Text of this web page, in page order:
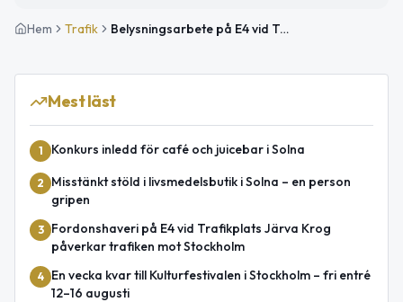
Hem Trafik Belysningsarbete på E4 vid Trafikplats Järva Krog påverkar trafiken
Mest läst
1 Konkurs inledd för café och juicebar i Solna
2
Misstänkt stöld i livsmedelsbutik i Solna – en person
gripen
3
Fordonshaveri på E4 vid Trafikplats Järva Krog
påverkar trafiken mot Stockholm
4
En vecka kvar till Kulturfestivalen i Stockholm – fri entré
12–16 augusti